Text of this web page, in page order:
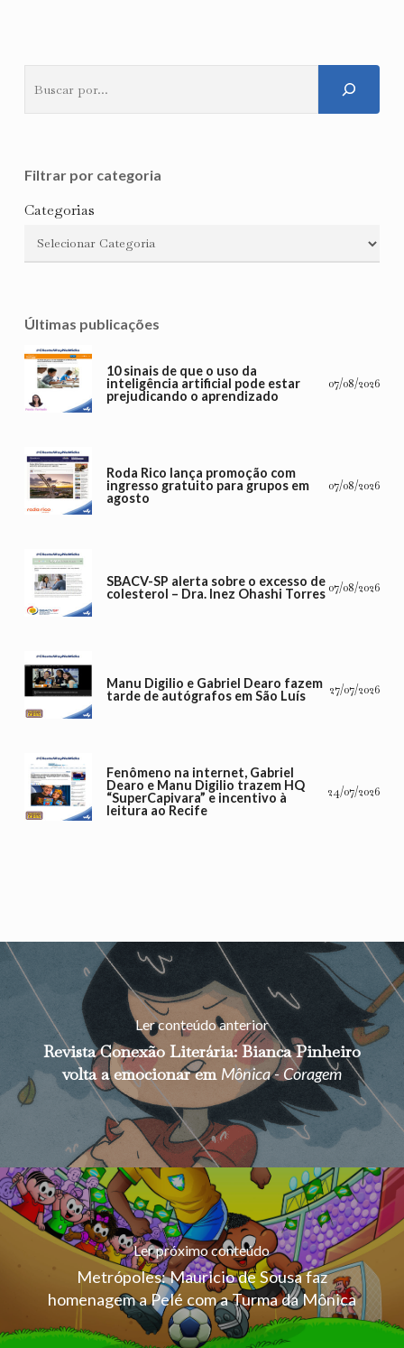
Filtrar por categoria
Categorias
Últimas publicações
10 sinais de que o uso da
inteligência artificial pode estar
prejudicando o aprendizado
07/08/2026
Roda Rico lança promoção com
ingresso gratuito para grupos em
agosto
07/08/2026
SBACV-SP alerta sobre o excesso de
colesterol – Dra. Inez Ohashi Torres 07/08/2026
Manu Digilio e Gabriel Dearo fazem
tarde de autógrafos em São Luís
27/07/2026
Fenômeno na internet, Gabriel
Dearo e Manu Digilio trazem HQ
“SuperCapivara” e incentivo à
leitura ao Recife
24/07/2026
Ler conteúdo anterior
Revista Conexão Literária: Bianca Pinheiro
volta a emocionar em Mônica - Coragem
Ler próximo conteúdo
Metrópoles: Mauricio de Sousa faz
homenagem a Pelé com a Turma da Mônica